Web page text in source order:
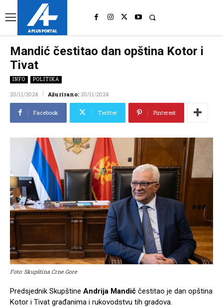
Mandić čestitao dan opština Kotor i
Tivat
INFO POLITIKA
20/11/2024 Ažurirano: 20/11/2024
Facebook Twitter Pinterest
Foto: Skupština Crne Gore
Predsjednik Skupštine Andrija Mandić čestitao je dan opština
Kotor i Tivat građanima i rukovodstvu tih gradova.